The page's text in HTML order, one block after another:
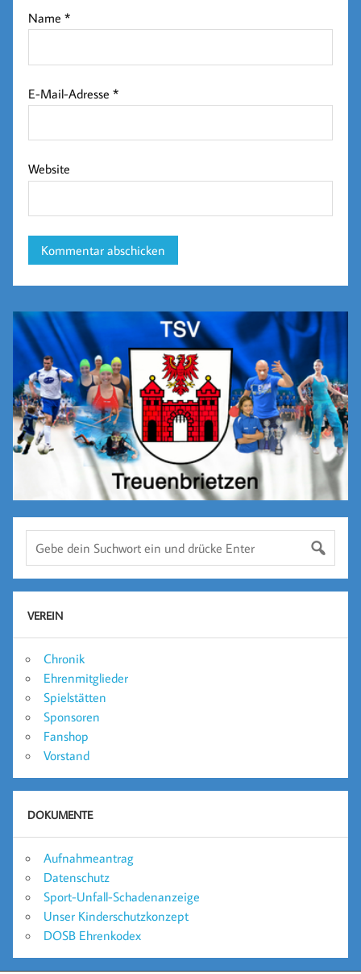
Name*
E-Mail-Adresse*
Website
VEREIN
Chronik
Ehrenmitglieder
Spielstätten
Sponsoren
Fanshop
Vorstand
DOKUMENTE
Aufnahmeantrag
Datenschutz
Sport-Unfall-Schadenanzeige
Unser Kinderschutzkonzept
DOSB Ehrenkodex